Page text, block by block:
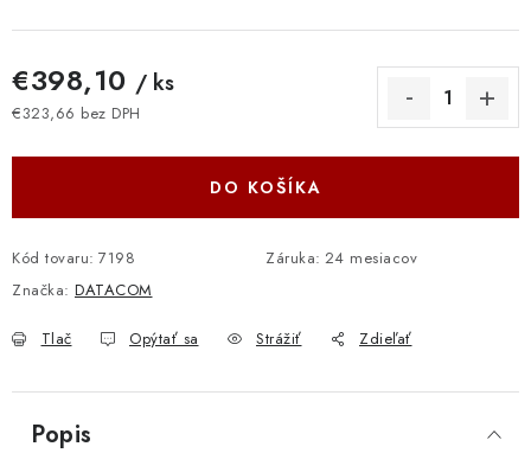
€398,10 / ks
€323,66 bez DPH
DO KOŠÍKA
Kód tovaru: 7198 Záruka: 24 mesiacov
Značka: DATACOM
Tlač Opýtať sa Strážiť Zdieľať
Popis